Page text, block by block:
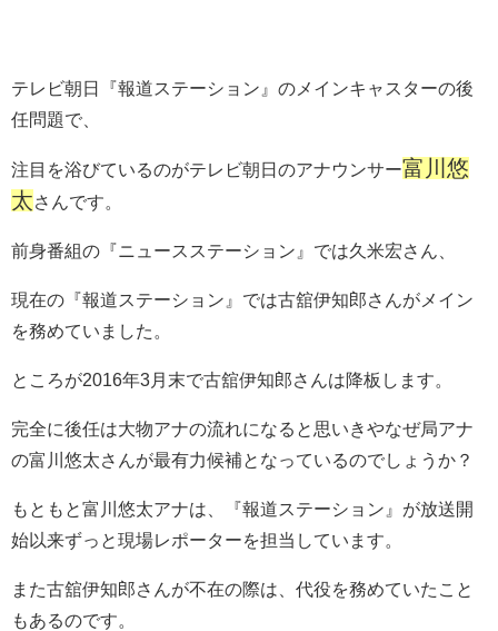
テレビ朝日『報道ステーション』のメインキャスターの後
任問題で、
注目を浴びているのがテレビ朝日のアナウンサー富川悠
太さんです。
前身番組の『ニュースステーション』では久米宏さん、
現在の『報道ステーション』では古舘伊知郎さんがメイン
を務めていました。
ところが2016年3月末で古舘伊知郎さんは降板します。
完全に後任は大物アナの流れになると思いきやなぜ局アナ
の富川悠太さんが最有力候補となっているのでしょうか？
もともと富川悠太アナは、『報道ステーション』が放送開
始以来ずっと現場レポーターを担当しています。
また古舘伊知郎さんが不在の際は、代役を務めていたこと
もあるのです。